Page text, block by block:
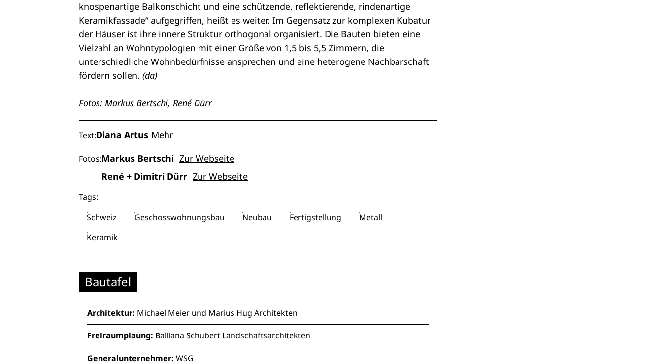
knospenartige Balkonschicht und eine schützende, reflektierende, rindenartige
Keramikfassade“ aufgegriffen, heißt es weiter. Im Gegensatz zur komplexen Kubatur
der Häuser ist ihre innere Struktur orthogonal organisiert. Die Bauten bieten eine
Vielzahl an Wohntypologien mit einer Größe von 1,5 bis 5,5 Zimmern, die
unterschiedliche Wohnbedürfnisse ansprechen und eine heterogene Nachbarschaft
fördern sollen. (da)
Fotos: Markus Bertschi, René Dürr
Text:Diana Artus Mehr
Fotos:Markus Bertschi Zur Webseite
René + Dimitri Dürr Zur Webseite
Tags:
Schweiz
Geschosswohnungsbau Neubau Fertigstellung
Metall
Keramik
Bautafel
Architektur: Michael Meier und Marius Hug Architekten
Freiraumplaung: Balliana Schubert Landschaftsarchitekten
Generalunternehmer: WSG